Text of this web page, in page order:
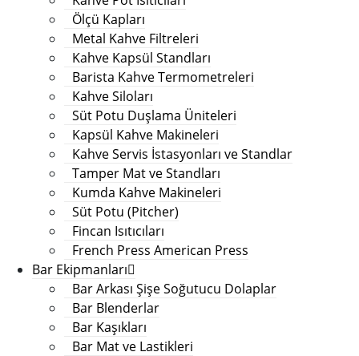
Ölçü Kapları
Metal Kahve Filtreleri
Kahve Kapsül Standları
Barista Kahve Termometreleri
Kahve Siloları
Süt Potu Duşlama Üniteleri
Kapsül Kahve Makineleri
Kahve Servis İstasyonları ve Standlar
Tamper Mat ve Standları
Kumda Kahve Makineleri
Süt Potu (Pitcher)
Fincan Isıtıcıları
French Press American Press
Bar Ekipmanları
Bar Arkası Şişe Soğutucu Dolaplar
Bar Blenderlar
Bar Kaşıkları
Bar Mat ve Lastikleri